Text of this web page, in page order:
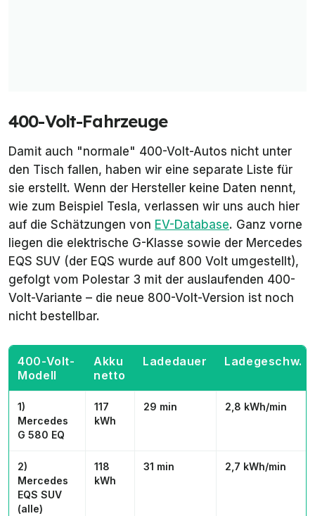
400-Volt-Fahrzeuge
Damit auch "normale" 400-Volt-Autos nicht unter
den Tisch fallen, haben wir eine separate Liste für
sie erstellt. Wenn der Hersteller keine Daten nennt,
wie zum Beispiel Tesla, verlassen wir uns auch hier
auf die Schätzungen von EV-Database. Ganz vorne
liegen die elektrische G-Klasse sowie der Mercedes
EQS SUV (der EQS wurde auf 800 Volt umgestellt),
gefolgt vom Polestar 3 mit der auslaufenden 400-
Volt-Variante – die neue 800-Volt-Version ist noch
nicht bestellbar.
400-Volt-
Modell
Akku
netto
Ladedauer Ladegeschw.
1)
Mercedes
G 580 EQ
117
kWh
29 min 2,8 kWh/min
2)
Mercedes
EQS SUV
(alle)
118
kWh
31 min 2,7 kWh/min